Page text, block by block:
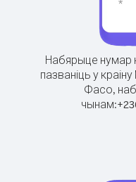
Набярыце нумар
пазваніць у
Фасо,
чынам:+